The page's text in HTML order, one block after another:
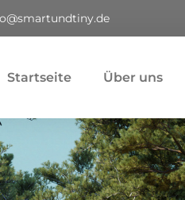
Startseite Über uns